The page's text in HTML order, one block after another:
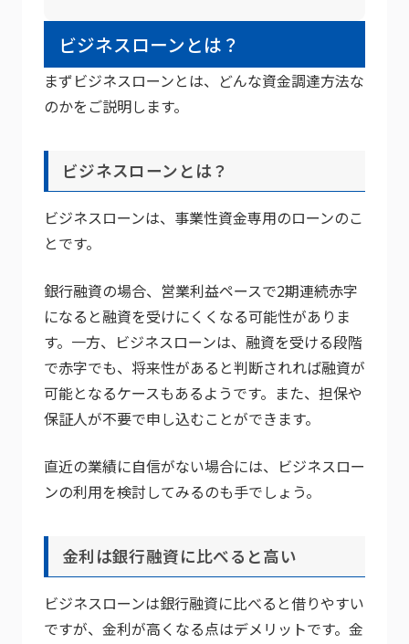
ビジネスローンとは？
まずビジネスローンとは、どんな資金調達方法な
のかをご説明します。
ビジネスローンとは？
ビジネスローンは、事業性資金専用のローンのこ
とです。
銀行融資の場合、営業利益ペースで2期連続赤字
になると融資を受けにくくなる可能性がありま
す。一方、ビジネスローンは、融資を受ける段階
で赤字でも、将来性があると判断されれば融資が
可能となるケースもあるようです。また、担保や
保証人が不要で申し込むことができます。
直近の業績に自信がない場合には、ビジネスロー
ンの利用を検討してみるのも手でしょう。
金利は銀行融資に比べると高い
ビジネスローンは銀行融資に比べると借りやすい
ですが、金利が高くなる点はデメリットです。金